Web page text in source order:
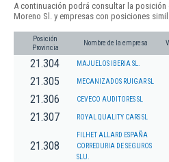
A continuación podrá consultar la posición
Moreno Sl. y empresas con posiciones
Posición
Provincia
Nombre de la empresa
21.304 MAJUELOS IBERIA SL.
21.305 MECANIZADOS RUIGAR SL
21.306 CEVECO AUDITORES SL
21.307 ROYAL QUALITY CARS SL
21.308
FILHET ALLARD ESPAÑA
CORREDURIA DE SEGUROS
SLU.